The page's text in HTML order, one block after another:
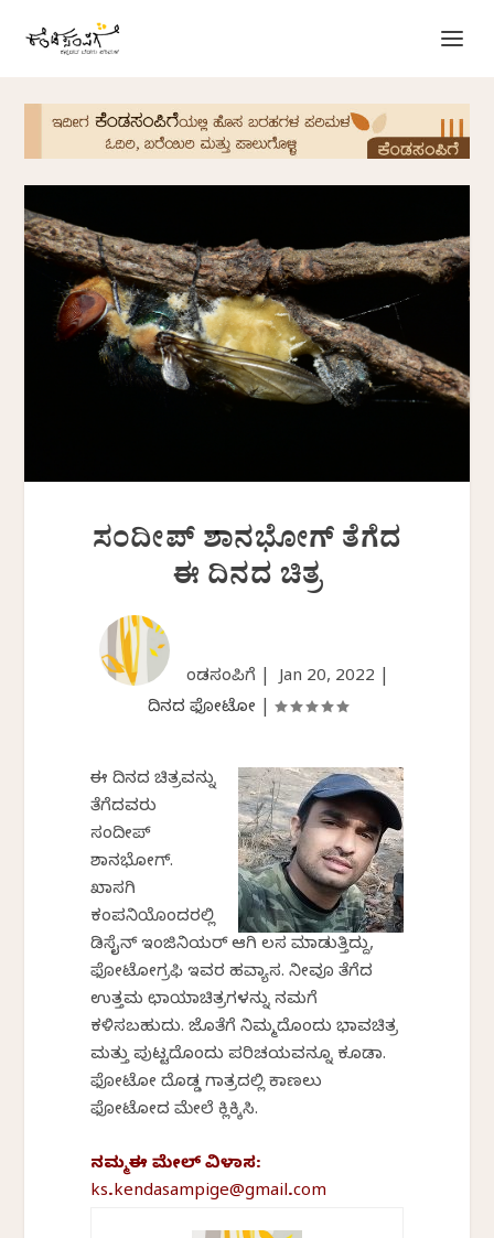
ಸಂದೀಪ್ ಶಾನಭೋಗ್ ತೆಗೆದ
ಈ ದಿನದ ಚಿತ್ರ
ಕೆಂಡಸಂಪಿಗೆ |Jan 20, 2022
ದಿನದ ಫೋಟೋ
ಈ ದಿನದ ಚಿತ್ರವನ್ನು
ತೆಗೆದವರು
ಸಂದೀಪ್
ಶಾನಭೋಗ್.
ಖಾಸಗಿ
ಕಂಪನಿಯೊಂದರಲ್ಲಿ
ಡಿಸೈನ್ ಇಂಜಿನಿಯರ್ ಆಗಿ ಕೆಲಸ ಮಾಡುತ್ತಿದ್ದು,
ಫೋಟೋಗ್ರಫಿ ಇವರ ಹವ್ಯಾಸ. ನೀವೂ ತೆಗೆದ
ಉತ್ತಮ ಛಾಯಾಚಿತ್ರಗಳನ್ನು ನಮಗೆ
ಕಳಿಸಬಹುದು. ಜೊತೆಗೆ ನಿಮ್ಮದೊಂದು ಭಾವಚಿತ್ರ
ಮತ್ತು ಪುಟ್ಟದೊಂದು ಪರಿಚಯವನ್ನೂ ಕೂಡಾ.
ಫೋಟೋ ದೊಡ್ಡ ಗಾತ್ರದಲ್ಲಿ ಕಾಣಲು
ಫೋಟೋದ ಮೇಲೆ ಕ್ಲಿಕ್ಕಿಸಿ.
ನಮ್ಮಈಮೇಲ್ವಿಳಾಸ:
ks.kendasampige@gmail.com